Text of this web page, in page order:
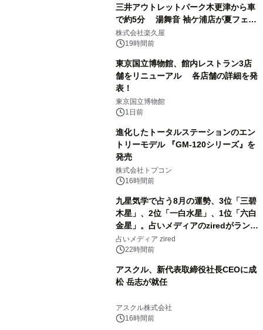
三井アウトレットパーク木更津から車
で約5分 湯舞音 袖ケ浦店が夏フェア
メニューを提供
株式会社楽久屋
19時間前
東京国立博物館、館内レストラン3店
舗をリニューアル 各店舗の詳細を発
表！
東京国立博物館
1日前
進化したトータルステーションのエン
トリーモデル 『GM-120シリーズ』を
発売
株式会社トプコン
16時間前
九星気学で占う8月の運勢、3位「三碧
木星」、2位「一白水星」、1位「六白
金星」。占いメディアのziredがランキ
ングを発表
占いメディア zired
22時間前
アスクル、新代表取締役社長CEOに成
松 岳志が就任
アスクル株式会社
16時間前